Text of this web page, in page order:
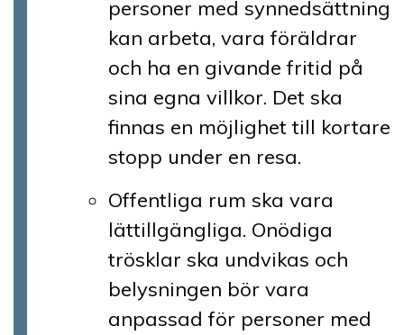
personer med synnedsättning
kan arbeta, vara föräldrar
och ha en givande fritid på
sina egna villkor. Det ska
finnas en möjlighet till kortare
stopp under en resa.
Offentliga rum ska vara
lättillgängliga. Onödiga
trösklar ska undvikas och
belysningen bör vara
anpassad för personer med